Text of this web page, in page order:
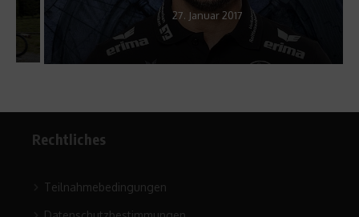
27. Januar 2017
Rechtliches
Teilnahmebedingungen